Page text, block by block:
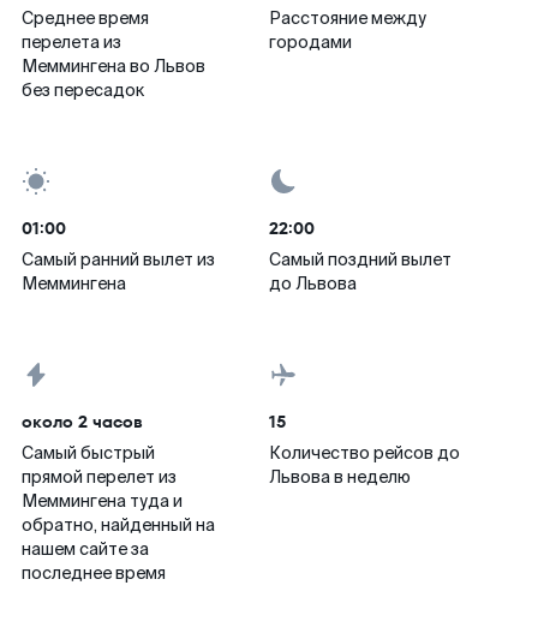
Среднее время
перелета из
Меммингена во Львов
без пересадок
Расстояние между
городами
01:00
Самый ранний вылет из
Меммингена
22:00
Самый поздний вылет
до Львова
около 2 часов
Самый быстрый
прямой перелет из
Меммингена туда и
обратно, найденный на
нашем сайте за
последнее время
15
Количество рейсов до
Львова в неделю